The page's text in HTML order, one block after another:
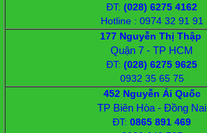
ĐT:(028) 6275 4162
Hotline : 0974 32 91 91
177 Nguyễn Thị Thập
Quận 7 - TP HCM
ĐT:(028) 6275 9625
0932 35 65 75
452 Nguyễn Ái Quốc
TP Biên Hòa - Đồng Nai
ĐT:0865 891 469